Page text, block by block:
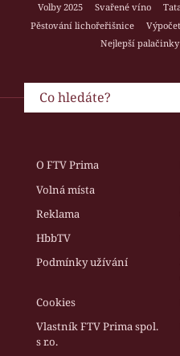
Volby 2025
Svařené víno
Pěstování lichořeřišnice
Nejlepší palačinky
O FTV Prima
Volná místa
Reklama
HbbTV
Podmínky užívání
Cookies
Vlastník FTV Prima spol.
s r.o.